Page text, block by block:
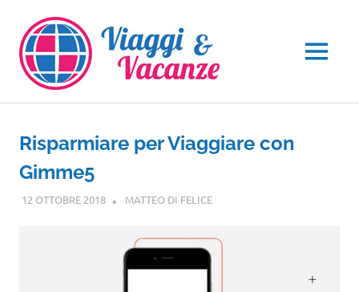
contenuto
MENU
Risparmiare per Viaggiare con
Gimme5
12 OTTOBRE 2018 MATTEO DI FELICEGUIDE